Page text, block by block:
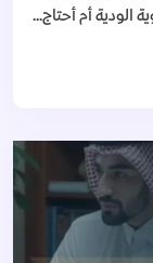
الودية أم أحتاج...